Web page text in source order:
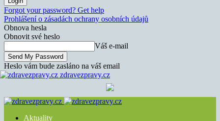
Forgot your password? Get help
Prohlášení o zásadách ochrany osobních údajů
Obnova hesla
Obnovit své heslo
Váš e-mail
Heslo vám bude zasláno na váš email
zdravezpravy.cz
Aktuality